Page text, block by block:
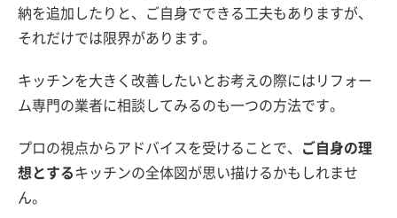
納を追加したりと、ご自身でできる工夫もありますが、
それだけでは限界があります。
キッチンを大きく改善したいとお考えの際にはリフォー
ム専門の業者に相談してみるのも一つの方法です。
プロの視点からアドバイスを受けることで、 ご自身の理
想とするキッチンの全体図が思い描けるかもしれませ
ん。